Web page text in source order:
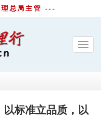
总局主管 ---
标准立品质，以